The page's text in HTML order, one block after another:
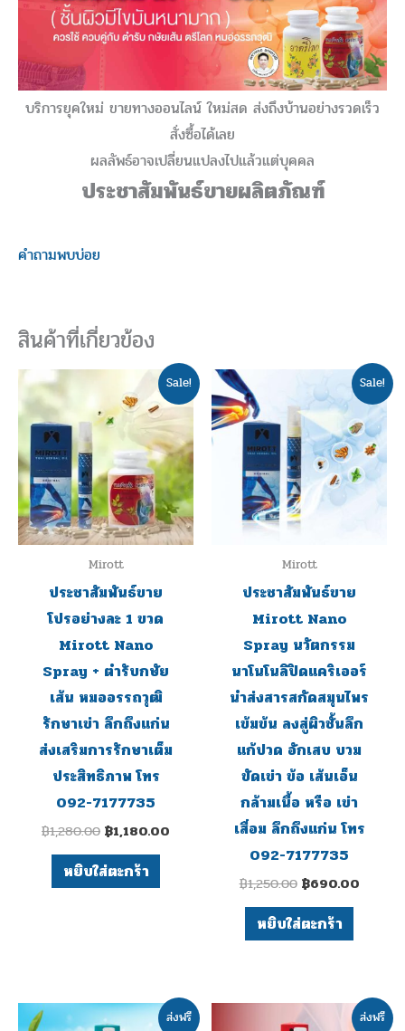
บริการยุคใหม่ ขายทางออนไลน์ ใหม่สด ส่งถึงบ้านอย่างรวดเร็ว
สั่งซื้อได้เลย
ผลลัพธ์อาจเปลี่ยนแปลงไปแล้วแต่บุคคล
ประชาสัมพันธ์ขายผลิตภัณฑ์
คำถามพบบ่อย
สินค้าที่เกี่ยวข้อง
Sale!
Mirott
ประชาสัมพันธ์ขาย
โปรอย่างละ 1 ขวด
Mirott Nano
Spray + ตำรับกษัย
เส้น หมออรรถวุฒิ
รักษาเข่า ลึกถึงแก่น
ส่งเสริมการรักษาเต็ม
ประสิทธิภาพ โทร
092-7177735
฿1,280.00
Original
price
was:
฿1,280.00.
฿1,180.00
Current
price
is:
฿1,180.00.
หยิบใส่ตะกร้า
Sale!
Mirott
ประชาสัมพันธ์ขาย
Mirott Nano
Spray นวัตกรรม
นาโนโนลิปิดแคริเออร์
นำส่งสารสกัดสมุนไพร
เข้มข้น ลงสู่ผิวชั้นลึก
แก้ปวด อักเสบ บวม
ขัดเข่า ข้อ เส้นเอ็น
กล้ามเนื้อ หรือ เข่า
เสื่อม ลึกถึงแก่น โทร
092-7177735
฿1,250.00
Original
price
was:
฿1,250.00.
฿690.00
price
is:
฿
หยิบใส่ตะกร้า
This
has
be
on
the
page
ส่งฟรี
Original Current
ส่งฟรี
Original